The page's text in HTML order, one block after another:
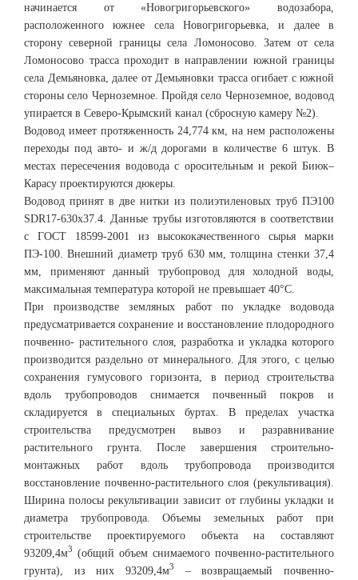
начинается от «Новогригорьевского» водозабора,
расположенного южнее села Новогригорьевка, и далее в
сторону северной границы села Ломоносово. Затем от села
Ломоносово трасса проходит в направлении южной границы
села Демьяновка, далее от Демьяновки трасса огибает с южной
стороны село Черноземное. Пройдя село Черноземное, водовод
упирается в Северо-Крымский канал (сбросную камеру №2).
Водовод имеет протяженность 24,774 км, на нем расположены
переходы под авто- и ж/д дорогами в количестве 6 штук. В
местах пересечения водовода с оросительным и рекой Биюк–
Карасу проектируются дюкеры.
Водовод принят в две нитки из полиэтиленовых труб ПЭ100
SDR17-630х37.4. Данные трубы изготовляются в соответствии
с ГОСТ 18599-2001 из высококачественного сырья марки
ПЭ-100. Внешний диаметр труб 630 мм, толщина стенки 37,4
мм, применяют данный трубопровод для холодной воды,
максимальная температура которой не превышает 40°C.
При производстве земляных работ по укладке водовода
предусматривается сохранение и восстановление плодородного
почвенно- растительного слоя, разработка и укладка которого
производится раздельно от минерального. Для этого, с целью
сохранения гумусового горизонта, в период строительства
вдоль трубопроводов снимается почвенный покров и
складируется в специальных буртах. В пределах участка
строительства предусмотрен вывоз и разравнивание
растительного грунта. После завершения строительно-
монтажных работ вдоль трубопровода производится
восстановление почвенно-растительного слоя (рекультивация).
Ширина полосы рекультивации зависит от глубины укладки и
диаметра трубопровода. Объемы земельных работ при
строительстве проектируемого объекта на составляют
93209,4м3
(общий объем снимаемого почвенно-растительного
грунта), из них 93209,4м3
– возвращаемый почвенно-